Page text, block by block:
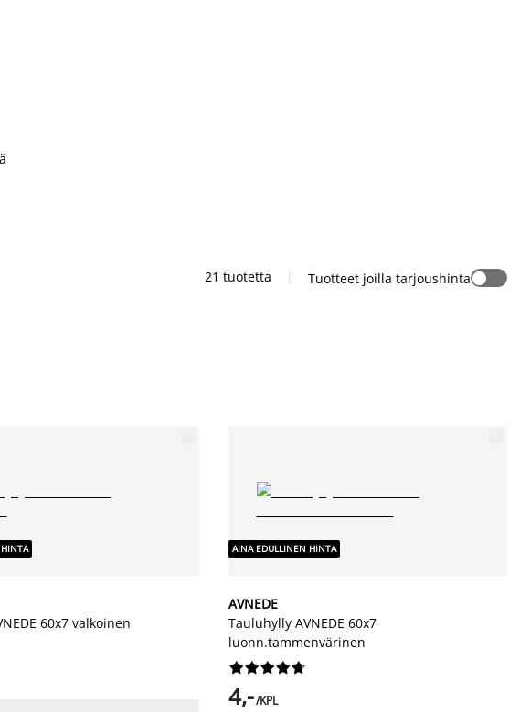
21 tuotetta | Tuotteet joilla tarjoushinta
60x7 valkoinen
AINA EDULLINEN HINTA
AVNEDE
Tauluhylly AVNEDE 60x7
luonn.tammenvärinen






4,-/KPL